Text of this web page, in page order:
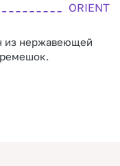
ORIENT
из нержавеющей